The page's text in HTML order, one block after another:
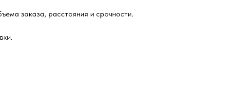
заказа, расстояния и срочности.